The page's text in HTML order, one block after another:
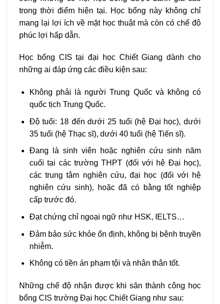
trong thời điểm hiện tại. Học bổng này không chỉ
mang lại lợi ích về mặt học thuật mà còn có chế độ
phúc lợi hấp dẫn.
Học bổng CIS tại đại học Chiết Giang dành cho
những ai đáp ứng các điều kiện sau:
Không phải là người Trung Quốc và không có
quốc tịch Trung Quốc.
Độ tuổi: 18 đến dưới 25 tuổi (hệ Đại học), dưới
35 tuổi (hệ Thạc sĩ), dưới 40 tuổi (hệ Tiến sĩ).
Đang là sinh viên hoặc nghiên cứu sinh năm
cuối tại các trường THPT (đối với hệ Đại học),
các trung tâm nghiên cứu, đại học (đối với hệ
nghiên cứu sinh), hoặc đã có bằng tốt nghiệp
cấp trước đó.
Đạt chứng chỉ ngoại ngữ như HSK, IELTS…
Đảm bảo sức khỏe ổn định, không bị bệnh truyền
nhiễm.
Không có tiền án phạm tội và nhân thân tốt.
Những chế độ nhận được khi săn thành công học
bổng CIS trường Đại học Chiết Giang như sau: